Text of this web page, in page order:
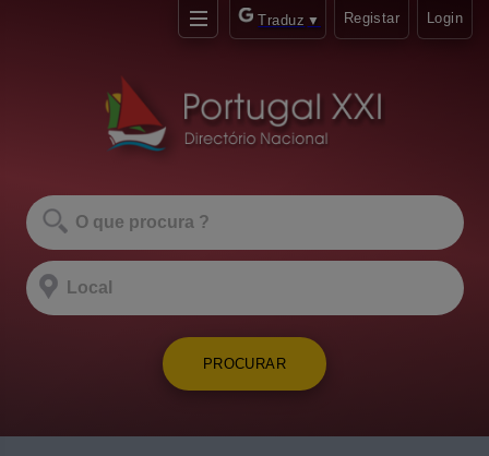
Traduz ▼ Registar Login
PROCURAR